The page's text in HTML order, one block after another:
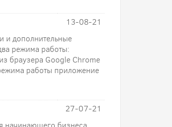
13-08-21
и дополнительные
режима работы:
браузера Google Chrome
работы приложение
27-07-21